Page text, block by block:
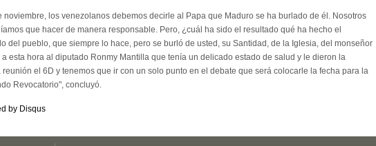
noviembre, los venezolanos debemos decirle al Papa que Maduro se ha burlado de él. Nosotros
que hacer de manera responsable. Pero, ¿cuál ha sido el resultado qué ha hecho el
del pueblo, que siempre lo hace, pero se burló de usted, su Santidad, de la Iglesia, del monseñor
esta hora al diputado Ronmy Mantilla que tenía un delicado estado de salud y le dieron la
el 6D y tenemos que ir con un solo punto en el debate que será colocarle la fecha para la
Revocatorio", concluyó.
by Disqus